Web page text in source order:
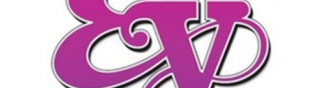
ÉCHOS VEDETTE